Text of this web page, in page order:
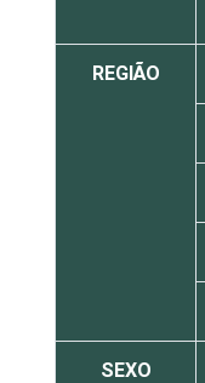
REGIÃO
SEXO